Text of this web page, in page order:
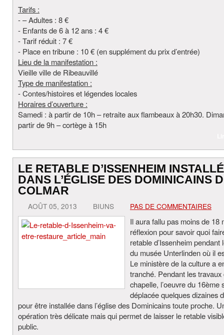
Tarifs :
- – Adultes : 8 €
- Enfants de 6 à 12 ans : 4 €
- Tarif réduit : 7 €
- Place en tribune : 10 € (en supplément du prix d’entrée)
Lieu de la manifestation :
Vieille ville de Ribeauvillé
Type de manifestation :
- Contes/histoires et légendes locales
Horaires d’ouverture :
Samedi : à partir de 10h – retraite aux flambeaux à 20h30.
partir de 9h – cortège à 15h
LE RETABLE D’ISSENHEIM INSTALLÉ
DANS L’ÉGLISE DES DOMINICAINS
COLMAR
AOÛT 05, 2013 BIUNS PAS DE COMMENTAIRES
Il aura fallu pas moins de 18
réflexion pour savoir quoi
retable d’Issenheim pendant
du musée Unterlinden où il
Le ministère de la culture a
tranché. Pendant les travaux
chapelle, l’oeuvre du 16ème
déplacée quelques dizaines
pour être installée dans l’église des Dominicains toute proche.
opération très délicate mais qui permet de laisser le retable
public.